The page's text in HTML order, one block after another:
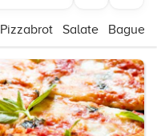
Pizzabrot Salate